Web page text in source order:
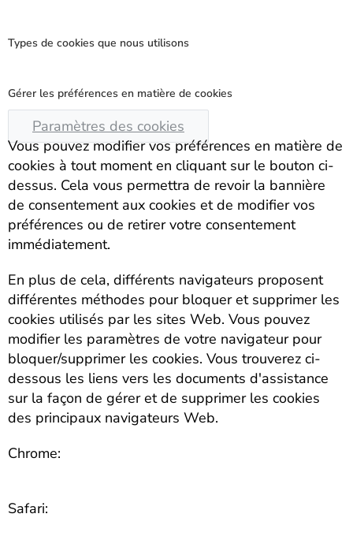
Types de cookies que nous utilisons
Gérer les préférences en matière de cookies
Paramètres des cookies
Vous pouvez modifier vos préférences en matière de
cookies à tout moment en cliquant sur le bouton ci-
dessus. Cela vous permettra de revoir la bannière
de consentement aux cookies et de modifier vos
préférences ou de retirer votre consentement
immédiatement.
En plus de cela, différents navigateurs proposent
différentes méthodes pour bloquer et supprimer les
cookies utilisés par les sites Web. Vous pouvez
modifier les paramètres de votre navigateur pour
bloquer/supprimer les cookies. Vous trouverez ci-
dessous les liens vers les documents d'assistance
sur la façon de gérer et de supprimer les cookies
des principaux navigateurs Web.
Chrome:
Safari: